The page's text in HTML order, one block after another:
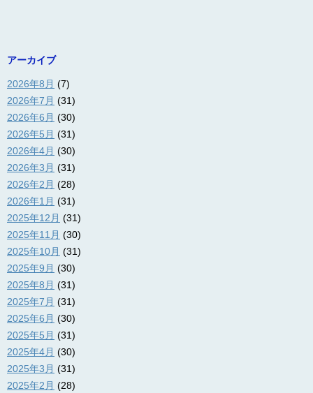
アーカイブ
2026年8月 (7)
2026年7月 (31)
2026年6月 (30)
2026年5月 (31)
2026年4月 (30)
2026年3月 (31)
2026年2月 (28)
2026年1月 (31)
2025年12月 (31)
2025年11月 (30)
2025年10月 (31)
2025年9月 (30)
2025年8月 (31)
2025年7月 (31)
2025年6月 (30)
2025年5月 (31)
2025年4月 (30)
2025年3月 (31)
2025年2月 (28)